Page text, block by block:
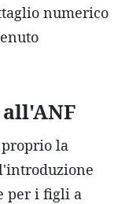
numerico
la
per i figli a